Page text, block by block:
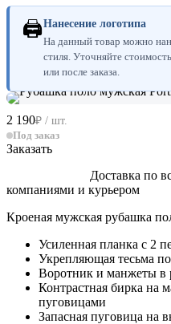
🖨Нанесение логотипа
На данный товар можно
стиля. Уточняйте
или после заказа.
2 190₽ / шт.
Под заказ
Заказать
Доставка по
компаниями и курьером
Кроеная мужская рубашка
Усиленная планка с 2
Укрепляющая тесьма
Воротник и манжеты в
Контрастная бирка на
пуговицами
Запасная пуговица на